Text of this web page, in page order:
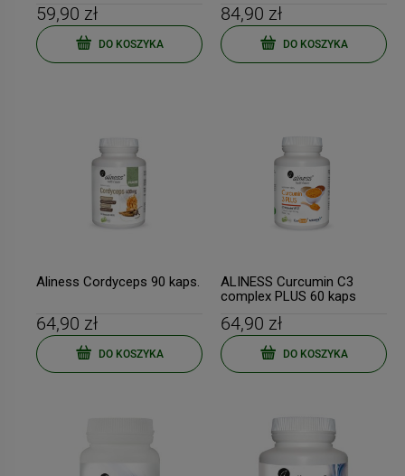
9
59,90 zł
DO KOSZYKA
84,90 zł
DO KOSZYKA
Aliness Cordyceps 90 kaps.
64,90 zł
DO KOSZYKA
ALINESS Curcumin C3
complex PLUS 60 kaps
64,90 zł
DO KOSZYKA